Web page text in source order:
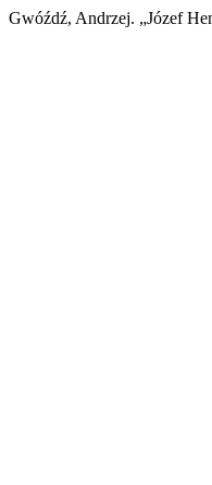
Gwóźdź, Andrzej. „Józef